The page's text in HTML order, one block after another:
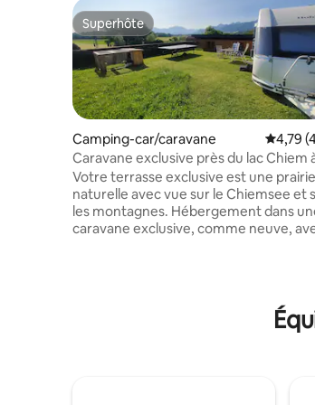
Superhôte
Superhôte
Camping-car/caravane
4,79
Caravane exclusive près du lac Chiem
partir de 3 nuits.
Votre terrasse exclusive est une prairie
naturelle avec vue sur le Chiemsee et
les montagnes. Hébergement dans
caravane exclusive, comme neuve,
douche. Les draps, les serviettes, la
et les chaises ainsi qu'une place de